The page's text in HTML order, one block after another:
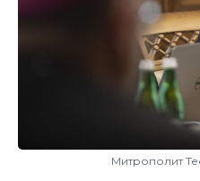
Митрополит